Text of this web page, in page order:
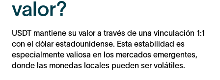
valor?
USDT mantiene su valor a través de una vinculación 1:1
con el dólar estadounidense. Esta estabilidad es
especialmente valiosa en los mercados emergentes,
donde las monedas locales pueden ser volátiles.